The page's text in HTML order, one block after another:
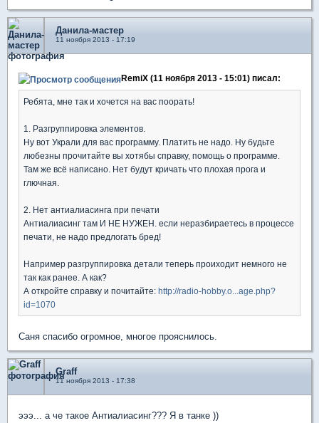
Данила-мастер
11 ноября 2013 - 17:19
RemiX (11 ноября 2013 - 15:01) писал:
Ребята, мне так и хочется на вас поорать!
1. Разгруппировка элементов.
Ну вот Украли для вас программу. Платить не надо. Ну будьте
любезны прочитайте вы хотябы справку, помощь о программе.
Там же всё написано. Нет будут кричать что плохая прога и
глючная.
2. Нет антиалиасинга при печати
Антиалиасинг там И НЕ НУЖЕН. если неразбираетесь в процессе
печати, не надо предлогать бред!
Например разгруппировка детали теперь проиходит немного не
так как ранее. А как?
А откройте справку и почитайте: http://radio-hobby.o...age.php?
id=1070
Саня спасибо огромное, многое прояснилось.
Graff
11 ноября 2013 - 17:38
эээ... а че такое Антиалиасинг??? Я в танке ))